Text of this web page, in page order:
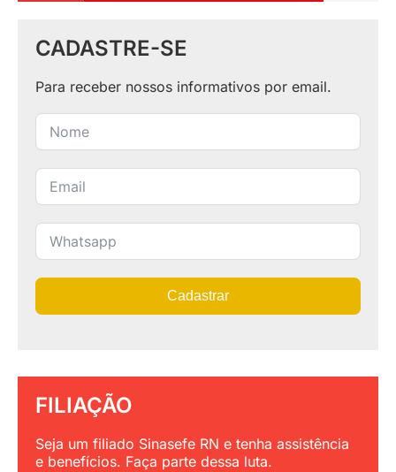
CADASTRE-SE
Para receber nossos informativos por email.
Cadastrar
FILIAÇÃO
Seja um filiado Sinasefe RN e tenha assistência
e benefícios. Faça parte dessa luta.